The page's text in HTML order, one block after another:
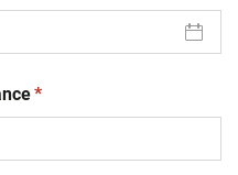
(obligatoire)
*